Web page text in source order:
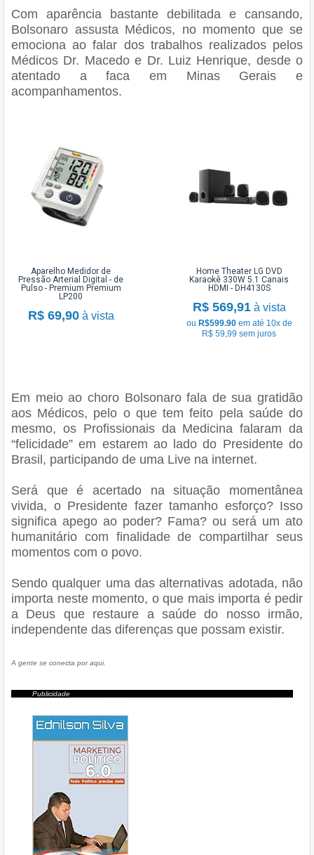
Com aparência bastante debilitada e cansando,
Bolsonaro assusta Médicos, no momento que se
emociona ao falar dos trabalhos realizados pelos
Médicos Dr. Macedo e Dr. Luiz Henrique, desde o
atentado a faca em Minas Gerais e
acompanhamentos.
Aparelho Medidor de
Pressão Arterial Digital - de
Pulso - Premium Premium
LP200
R$ 69,90à vista
Home Theater LG DVD
Karaokê 330W 5.1 Canais
HDMI - DH4130S
R$ 569,91à vista
ou R$599.90em até 10x de
R$ 59,99 sem juros
Em meio ao choro Bolsonaro fala de sua gratidão
aos Médicos, pelo o que tem feito pela saúde do
mesmo, os Profissionais da Medicina falaram da
“felicidade” em estarem ao lado do Presidente do
Brasil, participando de uma Live na internet.
Será que é acertado na situação momentânea
vivida, o Presidente fazer tamanho esforço? Isso
significa apego ao poder? Fama? ou será um ato
humanitário com finalidade de compartilhar seus
momentos com o povo.
Sendo qualquer uma das alternativas adotada, não
importa neste momento, o que mais importa é pedir
a Deus que restaure a saúde do nosso irmão,
independente das diferenças que possam existir.
A gente se conecta por aqui.
Publicidade